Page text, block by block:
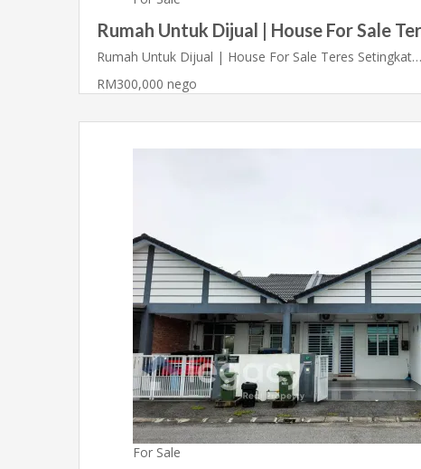
Rumah Untuk Dijual | House For Sale
Rumah Untuk Dijual | House For Sale Teres Setingkat…
RM300,000 nego
For Sale